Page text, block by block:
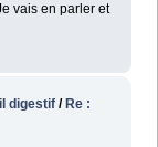
vais en parler et
digestif / Re :